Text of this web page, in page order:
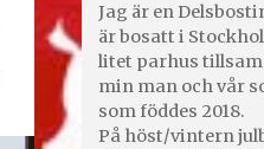
Jag är en
är bosatt i
litet parhus
min man och vår
som föddes 2018.
På höst/vintern